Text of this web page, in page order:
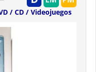
/ CD / Videojuegos